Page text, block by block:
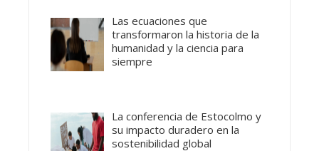
Las ecuaciones que
transformaron la historia de la
humanidad y la ciencia para
siempre
La conferencia de Estocolmo y
su impacto duradero en la
sostenibilidad global